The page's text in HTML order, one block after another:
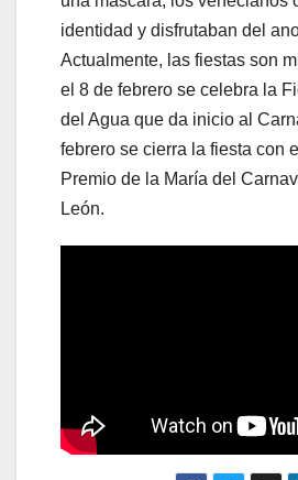
identidad y disfrutaban del
Actualmente, las fiestas son
el 8 de febrero se celebra la
del Agua que da inicio al
febrero se cierra la fiesta con
Premio de la María del
León.